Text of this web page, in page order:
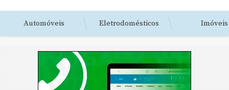
Automóveis Eletrodomésticos Imóveis